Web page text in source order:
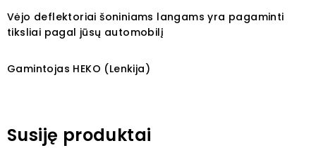
Vėjo deflektoriai šoniniams langams yra pagaminti
tiksliai pagal jūsų automobilį
Gamintojas HEKO (Lenkija)
Susiję produktai